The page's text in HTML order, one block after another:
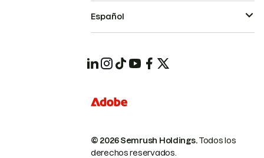
© 2026 Semrush Holdings.Todos los
derechos reservados.
Español